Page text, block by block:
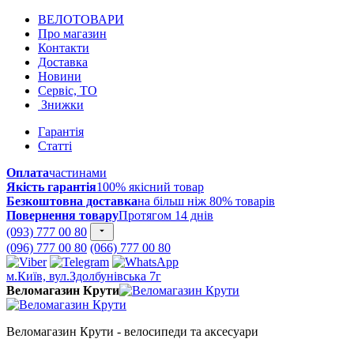
ВЕЛОТОВАРИ
Про магазин
Контакти
Доставка
Новини
Сервіс, ТО
Знижки
Гарантія
Статті
Оплатачастинами
Якість гарантія100% якісний товар
Безкоштовна доставкана більш ніж 80% товарів
Повернення товаруПротягом 14 днів
(093) 777 00 80
(096) 777 00 80 (066) 777 00 80
м.Київ, вул.Здолбунівська 7г
Веломагазин Крути
Веломагазин Крути - велосипеди та аксесуари